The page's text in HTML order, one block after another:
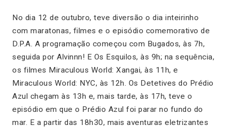
No dia 12 de outubro, teve diversão o dia inteirinho
com maratonas, filmes e o episódio comemorativo de
D.P.A. A programação começou com Bugados, às 7h,
seguida por Alvinnn! E Os Esquilos, às 9h; na sequência,
os filmes Miraculous World: Xangai, às 11h, e
Miraculous World: NYC, às 12h. Os Detetives do Prédio
Azul chegam às 13h e, mais tarde, às 17h, teve o
episódio em que o Prédio Azul foi parar no fundo do
mar. E a partir das 18h30, mais aventuras eletrizantes